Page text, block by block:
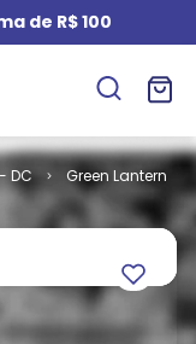
de R$ 100
DC
Green Lantern